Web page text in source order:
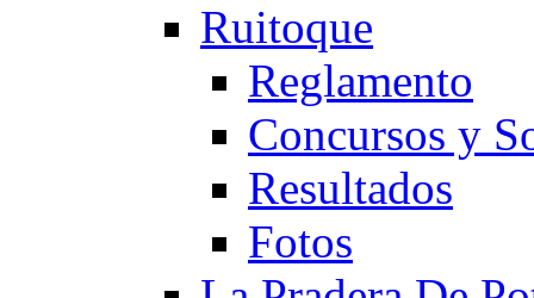
Ruitoque
Reglamento
Concursos y
Resultados
Fotos